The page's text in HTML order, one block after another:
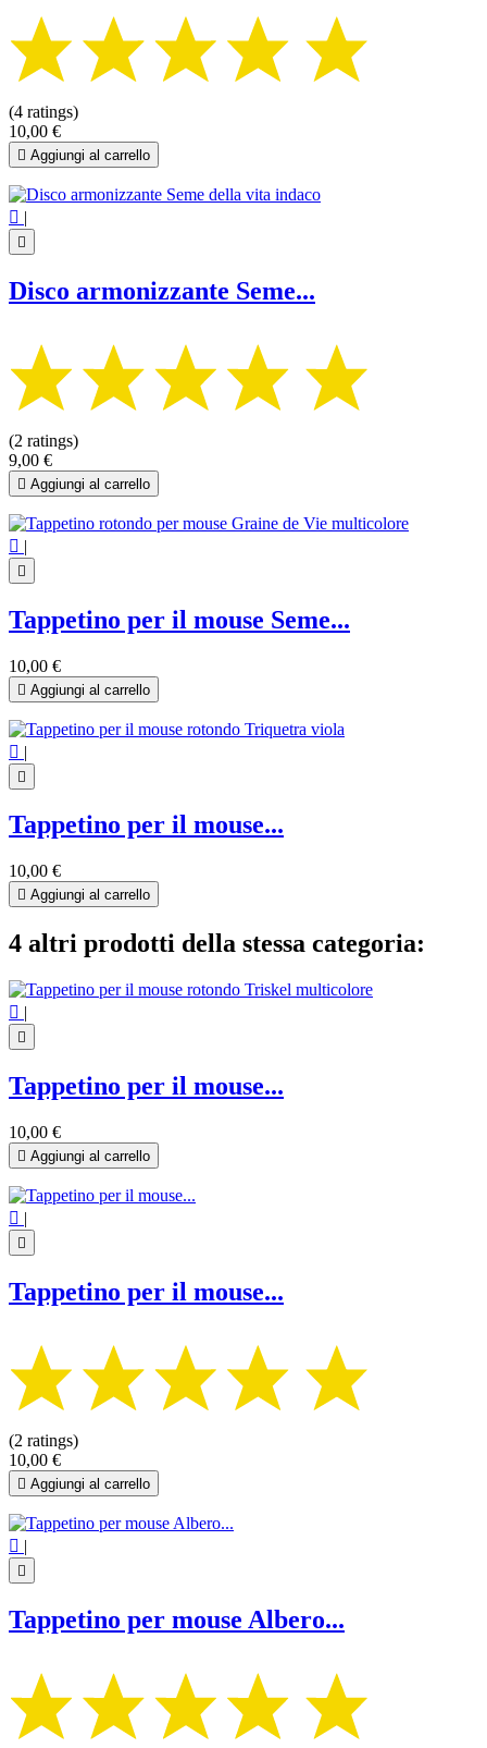
(4 ratings)
10,00 €
 Aggiungi al carrello
 |

Disco armonizzante Seme...
(2 ratings)
9,00 €
 Aggiungi al carrello
 |

Tappetino per il mouse Seme...
10,00 €
 Aggiungi al carrello
 |

Tappetino per il mouse...
10,00 €
 Aggiungi al carrello
4 altri prodotti della stessa categoria:
 |

Tappetino per il mouse...
10,00 €
 Aggiungi al carrello
 |

Tappetino per il mouse...
(2 ratings)
10,00 €
 Aggiungi al carrello
 |

Tappetino per mouse Albero...